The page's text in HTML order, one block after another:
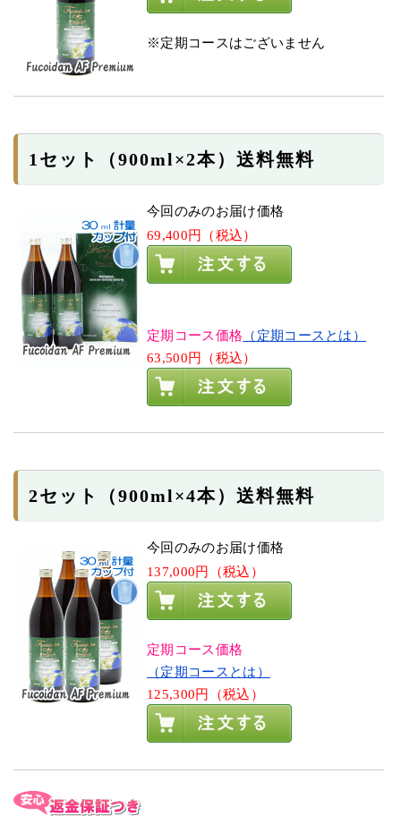
※定期コースはございません
1セット（900ml×2本）送料無料
今回のみのお届け価格
69,400円（税込）
定期コース価格 （定期コースとは）
63,500円（税込）
2セット（900ml×4本）送料無料
今回のみのお届け価格
137,000円（税込）
定期コース価格
（定期コースとは）
125,300円（税込）